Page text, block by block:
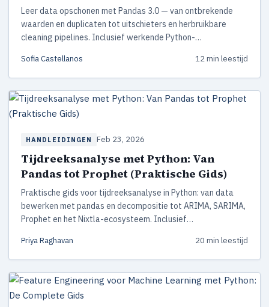
Leer data opschonen met Pandas 3.0 — van ontbrekende
waarden en duplicaten tot uitschieters en herbruikbare
cleaning pipelines. Inclusief werkende Python-
Sofia Castellanos 12 min leestijd
HANDLEIDINGEN Feb 23, 2026
Tijdreeksanalyse met Python: Van
Pandas tot Prophet (Praktische Gids)
Praktische gids voor tijdreeksanalyse in Python: van data
bewerken met pandas en decompositie tot ARIMA, SARIMA,
Prophet en het Nixtla-ecosysteem. Inclusief
Priya Raghavan 20 min leestijd